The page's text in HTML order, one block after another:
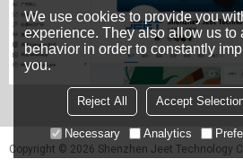
Copyright © 2026 Shenzhen Jeet Technology
We use cookies to provide you
experience. They also allow us to
behavior in order to constantly
you.
Reject All Accept
Necessary Analytics